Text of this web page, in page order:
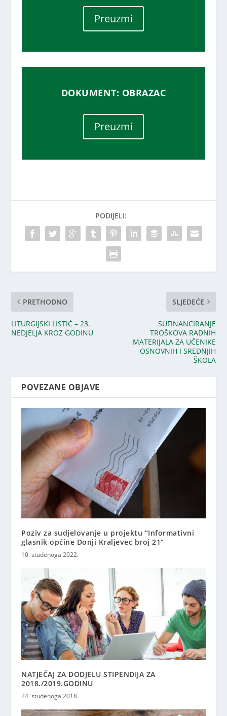
Preuzmi
DOKUMENT: OBRAZAC
Preuzmi
PODIJELI:
PRETHODNO
LITURGIJSKI LISTIĆ – 23.
NEDJELJA KROZ GODINU
SLJEDEĆE
SUFINANCIRANJE
TROŠKOVA RADNIH
MATERIJALA ZA UČENIKE
OSNOVNIH I SREDNJIH
ŠKOLA
POVEZANE OBJAVE
Poziv za sudjelovanje u projektu “Informativni
glasnik općine Donji Kraljevec broj 21”
10. studenoga 2022.
NATJEČAJ ZA DODJELU STIPENDIJA ZA
2018./2019.GODINU
24. studenoga 2018.